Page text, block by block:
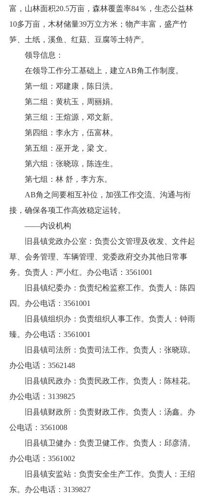
富，山林面积20.5万亩，森林覆盖率84％，生态公益林
10多万亩，木材储量39万立方米；物产丰富，盛产竹
笋、土纸，溪鱼、红菇、豆腐等土特产。
领导信息：
在领导工作分工基础上，建立AB角工作制度。
第一组：邓建康，陈日洪。
第二组：黄杭玉，周丽娟。
第三组：王煊源，邓文新。
第四组：李永方，伍富林。
第五组：巫开龙，梁 文。
第六组：张晓琼，陈连生。
第七组：林 舒，李方东。
AB角之间要相互补位，加强工作交流、沟通与衔
接，确保各项工作高效稳定运转。
——内设机构
旧县镇党政办公室：负责公文管理及收发、文件起
草、会务管理、车辆管理、党委政府交办其他日常事
务。负责人：严小红。办公电话：3561001
旧县镇纪委办：负责纪检监察工作。负责人：陈四
四。办公电话：3561001
旧县镇组织办：负责组织人事工作。负责人：钟雨
臻。办公电话：3561001
旧县镇司法所：负责司法工作。负责人：张晓琼。
办公电话：3562148
旧县镇民政办：负责民政工作。负责人：陈桂花。
办公电话：3139825
旧县镇财政所：负责财政工作。负责人：汤鑫。办
公电话：3561008
旧县镇卫健办：负责卫健工作。负责人：邱彦清。
办公电话：3561002
旧县镇安监站：负责安全生产工作。负责人：王绍
东。办公电话：3139827